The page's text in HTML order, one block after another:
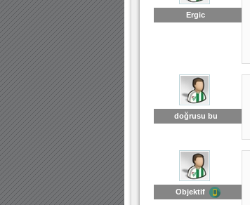
Ergic
doğrusu bu
Objektif